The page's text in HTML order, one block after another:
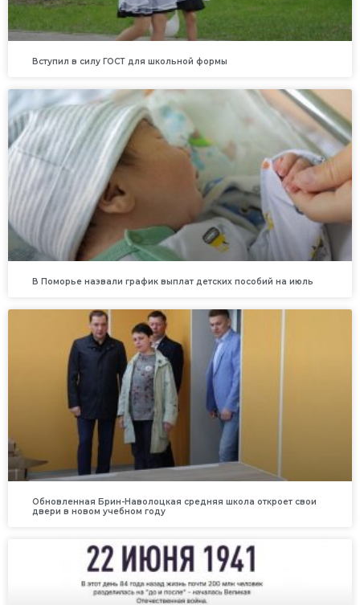
Вступил в силу ГОСТ для школьной формы
В Поморье назвали график выплат детских пособий на июль
Обновленная Брин-Наволоцкая средняя школа откроет свои
двери в новом учебном году